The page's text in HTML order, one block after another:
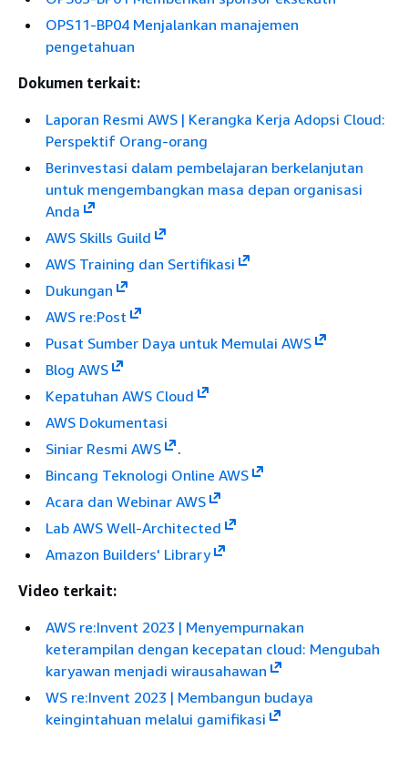
OPS11-BP04 Menjalankan manajemen
pengetahuan
Dokumen terkait:
Laporan Resmi AWS | Kerangka Kerja Adopsi Cloud:
Perspektif Orang-orang
Berinvestasi dalam pembelajaran berkelanjutan
untuk mengembangkan masa depan organisasi
Anda
AWS Skills Guild
AWS Training dan Sertifikasi
Dukungan
AWS re:Post
Pusat Sumber Daya untuk Memulai AWS
Blog AWS
Kepatuhan AWS Cloud
AWS Dokumentasi
Siniar Resmi AWS
.
Bincang Teknologi Online AWS
Acara dan Webinar AWS
Lab AWS Well-Architected
Amazon Builders' Library
Video terkait:
AWS re:Invent 2023 | Menyempurnakan
keterampilan dengan kecepatan cloud: Mengubah
karyawan menjadi wirausahawan
WS re:Invent 2023 | Membangun budaya
keingintahuan melalui gamifikasi